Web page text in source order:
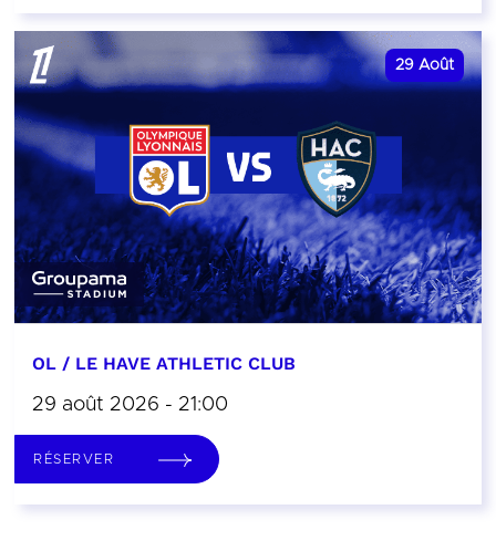
29 Août
OL / LE HAVE ATHLETIC CLUB
29 août 2026 - 21:00
RÉSERVER